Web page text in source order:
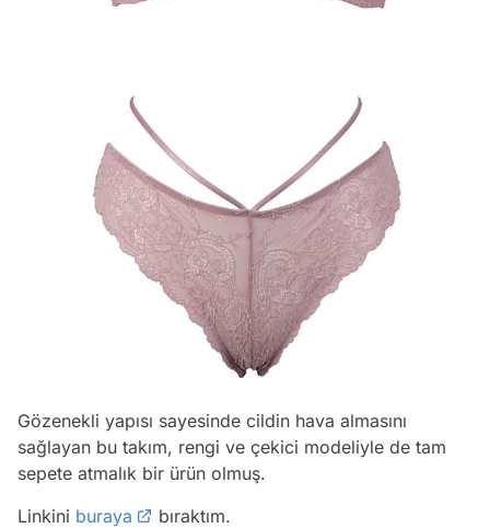
Gözenekli yapısı sayesinde cildin hava almasını
sağlayan bu takım, rengi ve çekici modeliyle de tam
sepete atmalık bir ürün olmuş.
Linkini buraya
bıraktım.